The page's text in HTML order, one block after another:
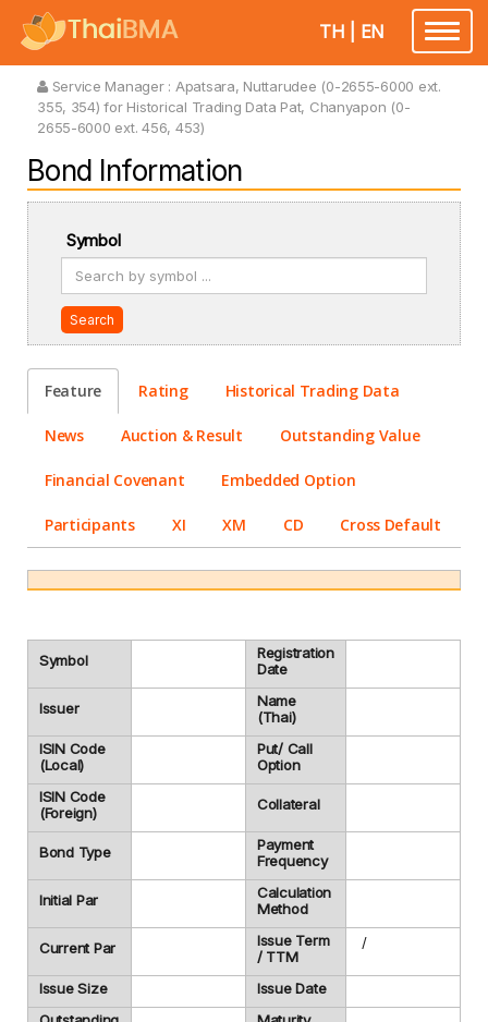
Toggle
TH EN
Service Manager : Apatsara, Nuttarudee (0-2655-6000 ext.
355, 354) for Historical Trading Data Pat, Chanyapon (0-
2655-6000 ext. 456, 453)
Bond Information
Symbol
Search
Feature Rating Historical Trading Data
News Auction & Result Outstanding Value
Financial Covenant Embedded Option
Participants XI XM CD Cross Default
Symbol
Registration
Date
Issuer
Name
(Thai)
ISIN Code
(Local)
Put/ Call
Option
ISIN Code
(Foreign)
Collateral
Bond Type
Payment
Frequency
Initial Par
Calculation
Method
Current Par
Issue Term
/ TTM
/
Issue Size
Issue Date